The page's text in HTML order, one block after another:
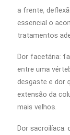
a frente,
essencial o
tratamentos
Dor facetária:
entre uma
desgaste e dor
extensão da
mais velhos.
Dor sacroilíaca: